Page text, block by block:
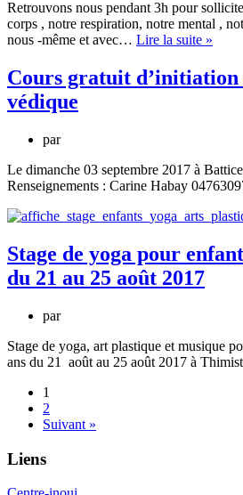
Retrouvons nous pendant 3h pour
corps , notre respiration, notre mental ,
nous -même et avec… Lire la suite »
Cours gratuit d’initiation
védique
par
Le dimanche 03 septembre 2017 à
Renseignements : Carine Habay
Stage de yoga pour
du 21 au 25 août 2017
par
Stage de yoga, art plastique et musique
ans du 21 août au 25 août 2017 à
1
2
Suivant »
Liens